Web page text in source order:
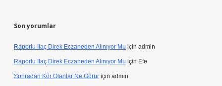
Son yorumlar
Raporlu Ilaç Direk Eczaneden Alınıyor Mu için admin
Raporlu Ilaç Direk Eczaneden Alınıyor Mu için Efe
Sonradan Kör Olanlar Ne Görür için admin